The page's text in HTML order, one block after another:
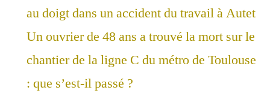
au doigt dans un accident du travail à Autet
Un ouvrier de 48 ans a trouvé la mort sur le
chantier de la ligne C du métro de Toulouse
: que s’est-il passé ?